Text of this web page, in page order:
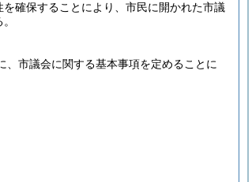
確保することにより、市民に開かれた市議
市議会に関する基本事項を定めることに